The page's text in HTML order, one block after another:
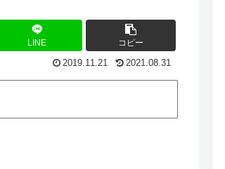
LINE コピー
2019.11.21 2021.08.31